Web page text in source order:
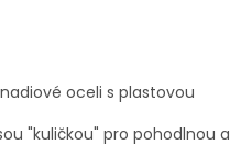
oceli s plastovou
"kuličkou" pro pohodlnou a